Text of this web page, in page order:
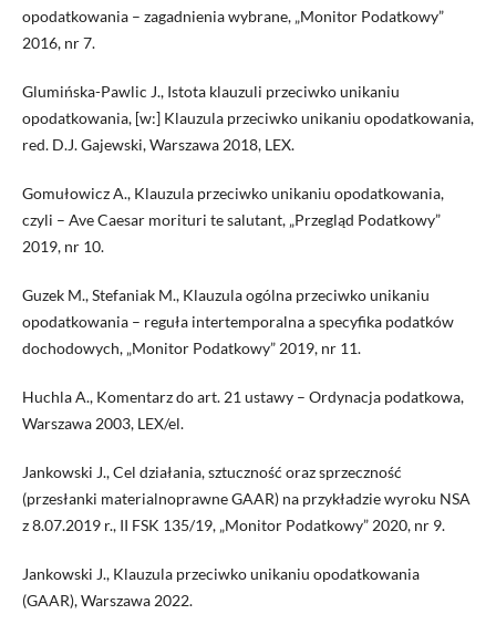
opodatkowania – zagadnienia wybrane, „Monitor Podatkowy”
2016, nr 7.
Glumińska-Pawlic J., Istota klauzuli przeciwko unikaniu
opodatkowania, [w:] Klauzula przeciwko unikaniu opodatkowania,
red. D.J. Gajewski, Warszawa 2018, LEX.
Gomułowicz A., Klauzula przeciwko unikaniu opodatkowania,
czyli – Ave Caesar morituri te salutant, „Przegląd Podatkowy”
2019, nr 10.
Guzek M., Stefaniak M., Klauzula ogólna przeciwko unikaniu
opodatkowania – reguła intertemporalna a specyfika podatków
dochodowych, „Monitor Podatkowy” 2019, nr 11.
Huchla A., Komentarz do art. 21 ustawy – Ordynacja podatkowa,
Warszawa 2003, LEX/el.
Jankowski J., Cel działania, sztuczność oraz sprzeczność
(przesłanki materialnoprawne GAAR) na przykładzie wyroku NSA
z 8.07.2019 r., II FSK 135/19, „Monitor Podatkowy” 2020, nr 9.
Jankowski J., Klauzula przeciwko unikaniu opodatkowania
(GAAR), Warszawa 2022.